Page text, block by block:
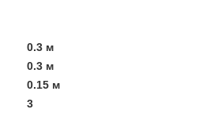
0.3 м
0.3 м
0.15 м
3